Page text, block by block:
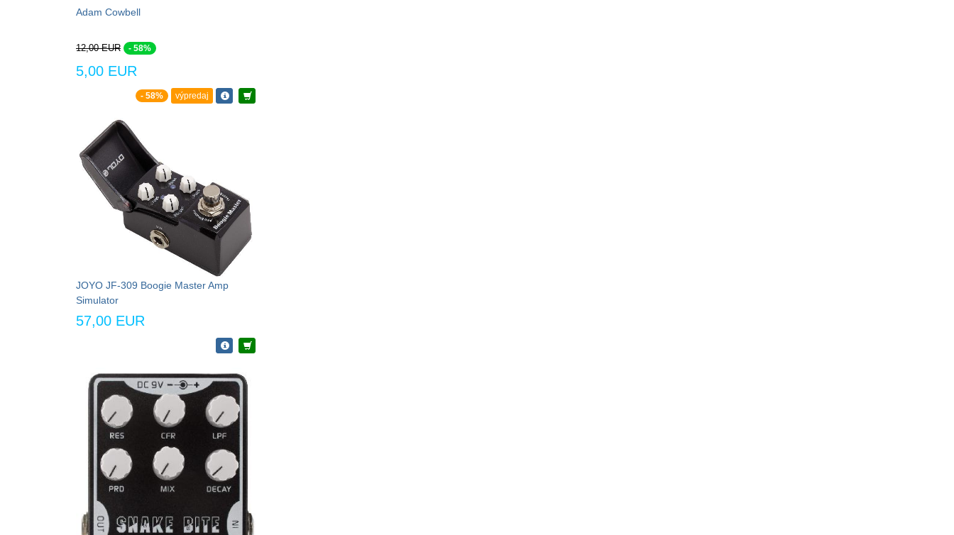
Adam Cowbell
12,00 EUR - 58%
5,00 EUR
- 58% výpredaj
JOYO JF-309 Boogie Master Amp
Simulator
57,00 EUR